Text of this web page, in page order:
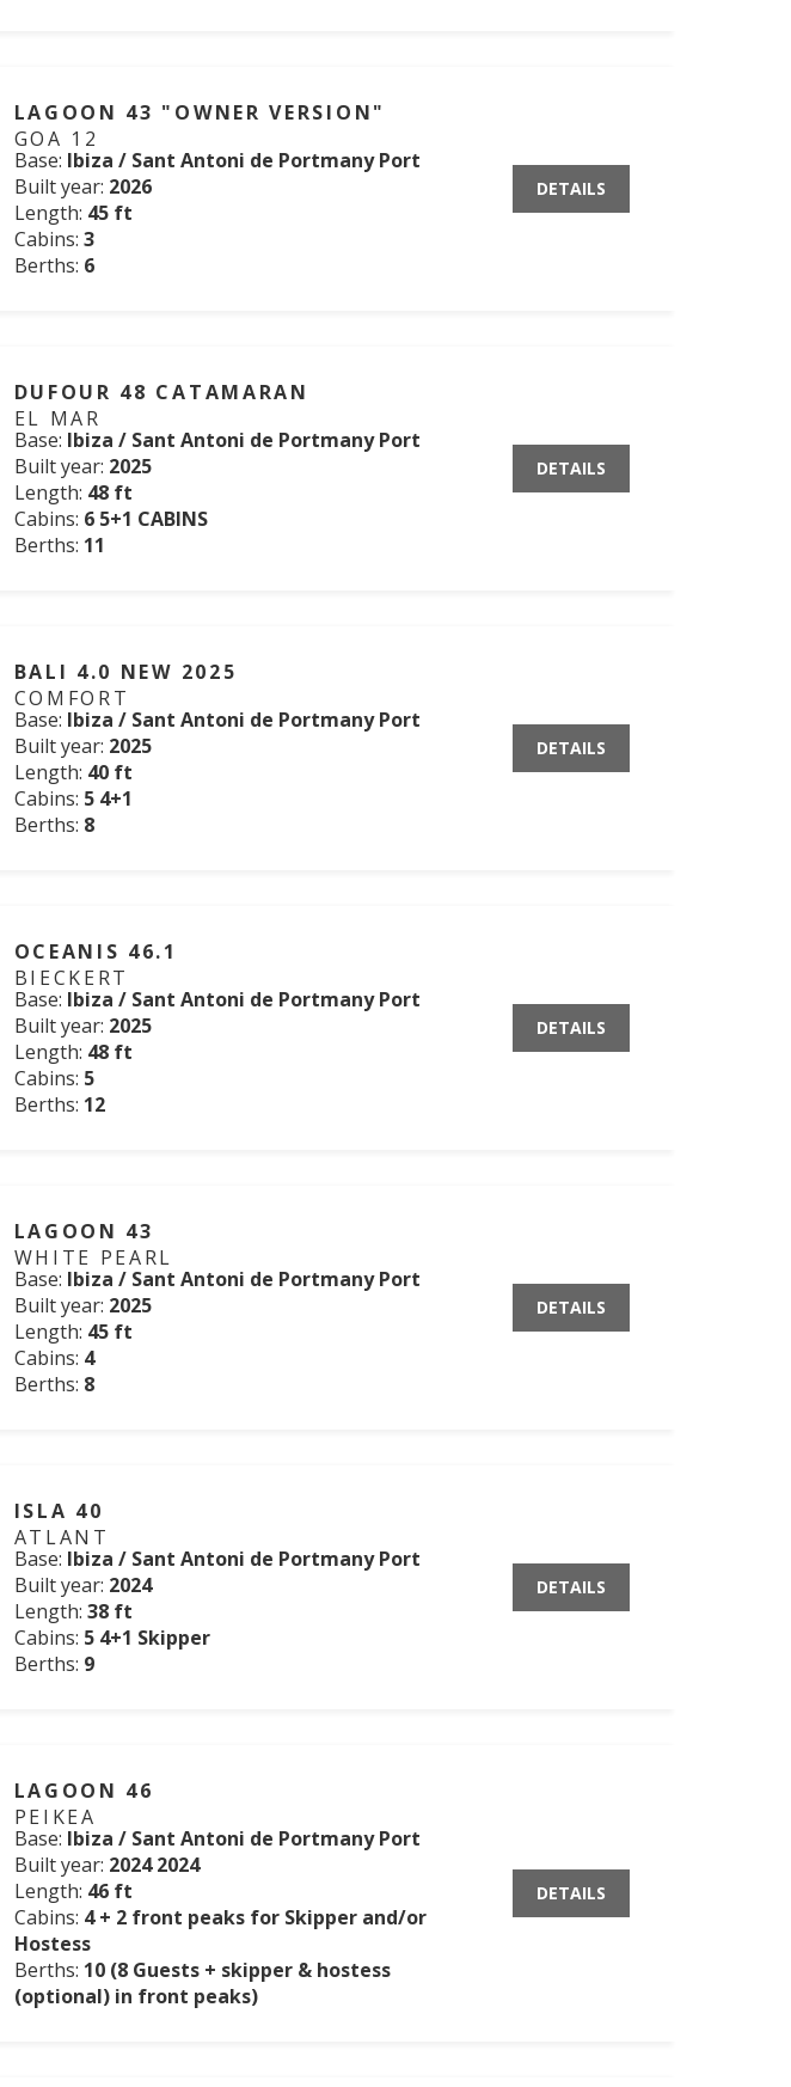
LAGOON 43 "OWNER VERSION"
GOA 12
Base: Ibiza / Sant Antoni de Portmany Port
Built year: 2026
Length: 45 ft
Cabins: 3
Berths: 6
DETAILS
DUFOUR 48 CATAMARAN
EL MAR
Base: Ibiza / Sant Antoni de Portmany Port
Built year: 2025
Length: 48 ft
Cabins: 6 5+1 CABINS
Berths: 11
DETAILS
BALI 4.0 NEW 2025
COMFORT
Base: Ibiza / Sant Antoni de Portmany Port
Built year: 2025
Length: 40 ft
Cabins: 5 4+1
Berths: 8
DETAILS
OCEANIS 46.1
BIECKERT
Base: Ibiza / Sant Antoni de Portmany Port
Built year: 2025
Length: 48 ft
Cabins: 5
Berths: 12
DETAILS
LAGOON 43
WHITE PEARL
Base: Ibiza / Sant Antoni de Portmany Port
Built year: 2025
Length: 45 ft
Cabins: 4
Berths: 8
DETAILS
ISLA 40
ATLANT
Base: Ibiza / Sant Antoni de Portmany Port
Built year: 2024
Length: 38 ft
Cabins: 5 4+1 Skipper
Berths: 9
DETAILS
LAGOON 46
PEIKEA
Base: Ibiza / Sant Antoni de Portmany Port
Built year: 2024 2024
Length: 46 ft
Cabins: 4 + 2 front peaks for Skipper and/or
Hostess
Berths: 10 (8 Guests + skipper & hostess
(optional) in front peaks)
DETAILS